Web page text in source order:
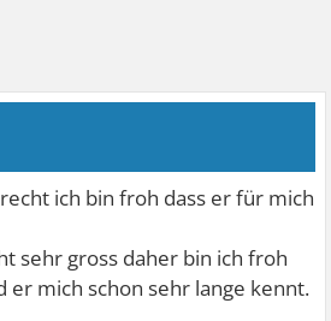
ich bin froh dass er für mich
sehr gross daher bin ich froh
er mich schon sehr lange kennt.